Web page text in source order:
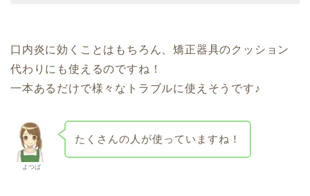
口内炎に効くことはもちろん、矯正器具のクッション
代わりにも使えるのですね！
一本あるだけで様々なトラブルに使えそうです♪
よつば
たくさんの人が使っていますね！